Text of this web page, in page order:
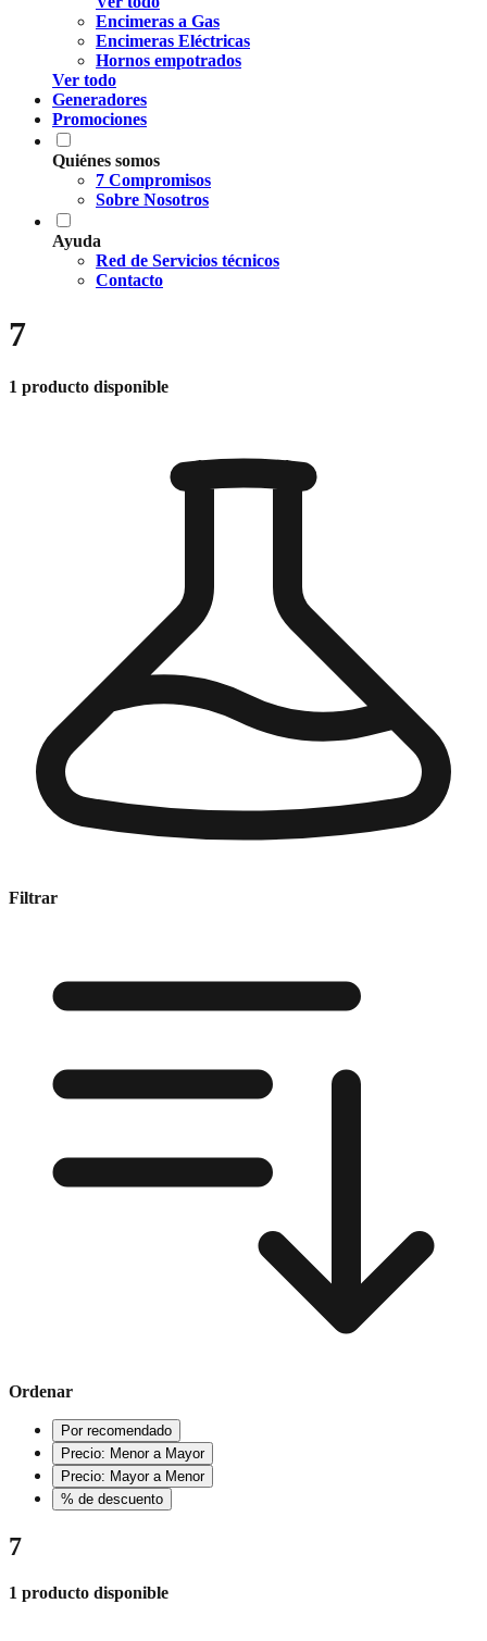
Encimeras a Gas
Encimeras Eléctricas
Hornos empotrados
Ver todo
Generadores
Promociones
Quiénes somos
7 Compromisos
Sobre Nosotros
Ayuda
Red de Servicios técnicos
Contacto
7
1 producto disponible
Filtrar
Ordenar
Por recomendado
Precio: Menor a Mayor
Precio: Mayor a Menor
% de descuento
7
1 producto disponible